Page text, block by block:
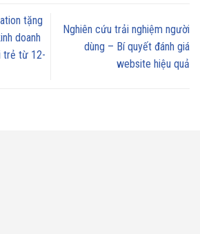
tặng
doanh
trẻ từ 12-
Nghiên cứu trải nghiệm người
dùng – Bí quyết đánh giá
website hiệu quả